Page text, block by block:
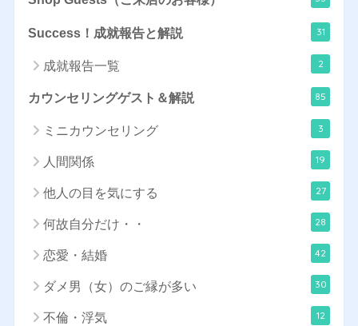
Success！成就報告と解説 31
成就報告一覧 2
カウンセリングゲスト＆解説 85
ミニカウンセリング 3
人間関係 19
他人の目を気にする 27
何故自分だけ・・ 28
恋愛・結婚 42
ダメ男（女）のご縁が多い 30
不倫・浮気 12